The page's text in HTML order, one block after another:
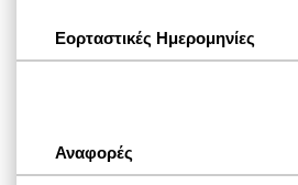
Εορταστικές Ημερομηνίες
Αναφορές